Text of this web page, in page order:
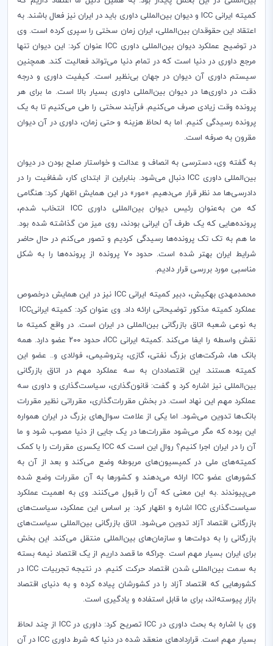
کمیته ایرانی ICC و دیوان بین‌المللی داوری باید در ایران نیز فعال باشند. به‌
اعتقاد این حقوقدان بین‌المللی، ایران زمان سختی را سپری کرده است. وی
در توضیح عملکرد دیوان بین‌المللی داوری ICC عنوان کرد: این دیوان تنها
مرجع داوری در دنیا است که در تمام دنیا می‌تواند فعالیت کند. همچنین
سیستم داوری آن دیوان در جهان بی‌نظیر است. کیفیت داوری و درجه
دقت در داوری‌ها در دیوان بین‌المللی داوری بسیار بالا است. ما برای هر
پرونده وقت زیادی صرف می‌کنیم. فرآیند سختی را طی می‌کنیم تا به یک
پرونده رسیدگی کنیم. اما به لحاظ هزینه و حتی زمان، داوری در آن دیوان
مقرون به صرفه است.
به گفته وی، دسترسی به انصاف و عدالت و خواستار صلح بودن در دیوان
بین‌المللی داوری ICCدنبال می‌شود. بنابراین از ابتدای کار، شفافیت را در
دادرسی‌ها مد نظر قرار می‌دهیم. «مور» در این همایش اظهار کرد: هنگامی
که من به‌عنوان رئیس دیوان بین‌المللی داوری ICC انتخاب شدم،
پرونده‌هایی که یک طرف آن ایرانی بودند، روی میز من گذاشته شده بود.
ما هم به تک تک پرونده‌ها رسیدگی کردیم و تصور می‌کنم در حال حاضر
شرایط ایران بهتر شده است. حدود ۷۰ پرونده از پرونده‌ها را به شکل
مناسبی مورد بررسی قرار دادیم.
محمدمهدی بهکیش، دبیر کمیته ایرانی ICC نیز در این همایش درخصوص
عملکرد کمیته مذکور توضیحاتی ارائه داد. وی عنوان کرد: کمیته ایرانیICC
به نوعی شعبه اتاق بازرگانی بین‌المللی در ایران است. در واقع کمیته ما
نقش واسطه را ایفا می‌کند .کمیته ایرانی ICC
، حدود ۲۰۰ عضو دارد. همه
بانک ها، شرکت‌های بزرگ نفتی، گازی، پتروشیمی، فولادی و.. عضو این
کمیته هستند. این اقتصاددان به سه عملکرد مهم در اتاق بازرگانی
بین‌المللی نیز اشاره کرد و گفت: قانون‌گذاری، سیاست‌گذاری و داوری سه
عملکرد مهم این نهاد است. در بخش مقررات‌گذاری، مقرراتی نظیر مقررات
بانک‌ها تدوین می‌شود. اما یکی از علامت سوال‌های بزرگ در ایران همواره
این بوده که مگر می‌شود مقررات‌ها در یک جایی از دنیا مصوب شود و ما
آن را در ایران اجرا کنیم؟ روال این است که ICCیکسری مقررات را با کمک
کمیته‌های ملی در کمیسیون‌های مربوطه وضع می‌کند و بعد از آن به
کشورهای عضو ICC ارائه می‌دهند و کشورها به آن مقررات وضع شده
می‌پیوندند.به این معنی که آن را قبول می‌کنند. وی به اهمیت عملکرد
سیاست‌گذاری ICC اشاره و اظهار کرد: بر اساس این عملکرد، سیاست‌های
بازرگانی اقتصاد آزاد تدوین می‌شود. اتاق بازرگانی بین‌المللی سیاست‌های
بازرگانی را به دولت‌ها و سازمان‌های بین‌المللی منتقل می‌کند. این بخش
برای ایران بسیار مهم است .چراکه ما قصد داریم از یک اقتصاد نیمه بسته
به سمت بین‌المللی شدن اقتصاد حرکت کنیم. در نتیجه تجربیات ICC در
کشورهایی که اقتصاد آزاد را در کشورشان پیاده کرده و به دنیای اقتصاد
بازار پیوسته‌اند، برای ما قابل استفاده و یادگیری است.
وی با اشاره به بحث داوری در ICC تصریح کرد: داوری در ICC از چند لحاظ
بسیار مهم است. قراردادهای منعقد شده در دنیا که شرط داوری ICC در آن